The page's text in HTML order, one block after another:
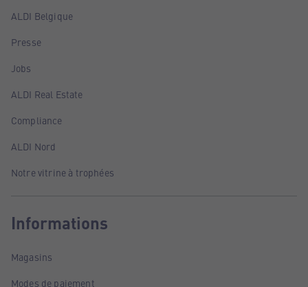
ALDI Belgique
Presse
Jobs
ALDI Real Estate
Compliance
ALDI Nord
Notre vitrine à trophées
Informations
Magasins
Modes de paiement